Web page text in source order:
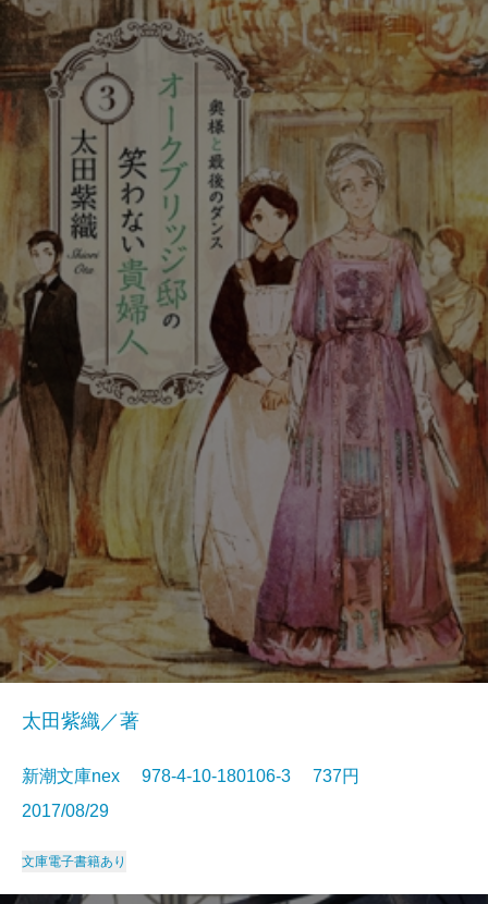
太田紫織／著
新潮文庫nex 978-4-10-180106-3 737円
2017/08/29
文庫電子書籍あり